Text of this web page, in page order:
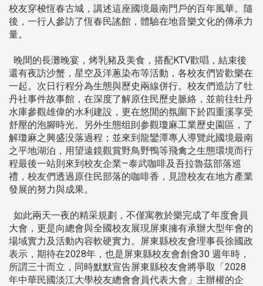
校友穿梭恆春古城，講述這座國境最南門戶的百年風華。隨
後，一行人參訪了恆春民謠館，體驗在地音樂文化的傳承力
量。
晚間的長灘晚宴，烤乳豬及美食，搭配KTV歡唱，結束後
還有夜訪沙蟹，星空及洋蔥染布等活動，各校友們皆歡樂在
一起。次日行程分為生態與歷史兩線併行。校友們造訪了牡
丹社事件故事館，在深度了解原住民歷史脈絡，並前往牡丹
水庫參觀雄偉的水利建設，更在悠閒的氛圍下於四重溪享受
舒壓的泡腳時光。另外生態组刞参觀瓊麻工業歷史園區，了
解瓊麻之興盛没落過程；並來到龍鑾潭專人導覽此國境最南
之平地湖泊，用望遠鏡觀賞野鳥野鴨等飛禽之生態環境而行
程最後一站則來到校友企業—泰武咖啡及吾拉魯茲部落巡
禮，校友們透過原住民部落的咖啡香，見證校友在地方產業
發展的努力與成果。
如此兩天一夜的精采規劃，不僅寓教於樂完成了年度會員
大會，更是向總會與全國校友展現屏東擁有承辦大型年會的
場域實力及活動內容軟硬實力。屏東縣校友會理事長徐國政
表示，期待在2028年，也是屏東縣校友會創會30 週年時，
所謂三十而立，同時默默宣告屏東縣校友會將爭取「2028
年中華民國淡江大學校友總會會員代表大會」主辦權的企